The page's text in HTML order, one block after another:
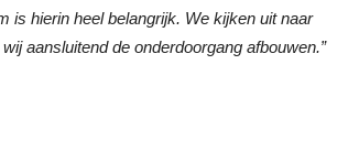
is hierin heel belangrijk. We kijken uit naar
aansluitend de onderdoorgang afbouwen.”